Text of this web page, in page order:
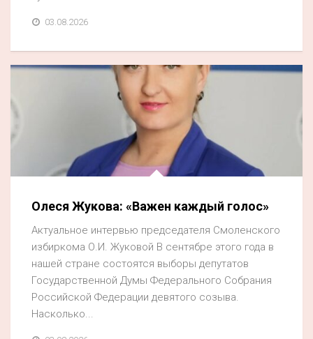
03.08.2026
Олеся Жукова: «Важен каждый голос»
Актуальное интервью председателя Смоленского
избиркома О.И. Жуковой В сентябре этого года в
нашей стране состоятся выборы депутатов
Государственной Думы Федерального Собрания
Российской Федерации девятого созыва.
Насколько...